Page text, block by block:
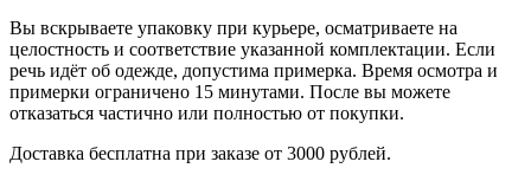
Вы вскрываете упаковку при курьере, осматриваете на
целостность и соответствие указанной комплектации. Если
речь идёт об одежде, допустима примерка. Время осмотра и
примерки ограничено 15 минутами. После вы можете
отказаться частично или полностью от покупки.
Доставка бесплатна при заказе от 3000 рублей.